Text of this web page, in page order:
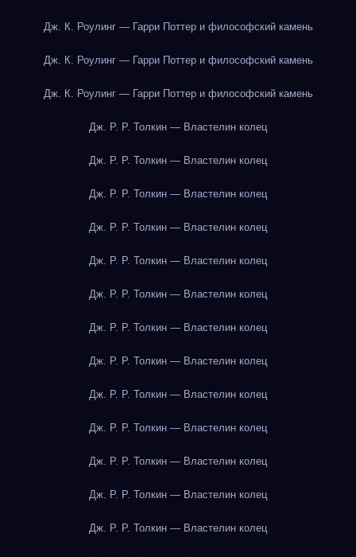
Дж. К. Роулинг — Гарри Поттер и философский камень
Дж. К. Роулинг — Гарри Поттер и философский камень
Дж. К. Роулинг — Гарри Поттер и философский камень
Дж. Р. Р. Толкин — Властелин колец
Дж. Р. Р. Толкин — Властелин колец
Дж. Р. Р. Толкин — Властелин колец
Дж. Р. Р. Толкин — Властелин колец
Дж. Р. Р. Толкин — Властелин колец
Дж. Р. Р. Толкин — Властелин колец
Дж. Р. Р. Толкин — Властелин колец
Дж. Р. Р. Толкин — Властелин колец
Дж. Р. Р. Толкин — Властелин колец
Дж. Р. Р. Толкин — Властелин колец
Дж. Р. Р. Толкин — Властелин колец
Дж. Р. Р. Толкин — Властелин колец
Дж. Р. Р. Толкин — Властелин колец